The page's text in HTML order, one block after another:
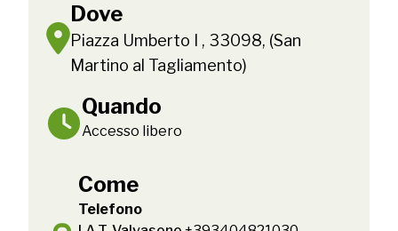
Dove
Piazza Umberto I , 33098, (San
Martino al Tagliamento)
Quando
Accesso libero
Come
Telefono